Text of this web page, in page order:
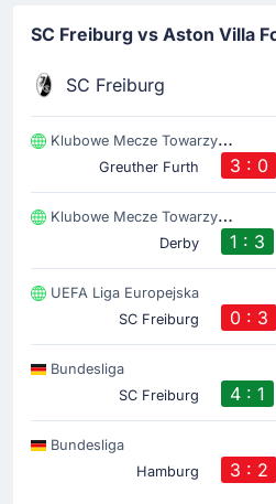
Rozpoczecie spotkania
SC Freiburg vs Aston Villa
SC Freiburg
Klubowe Mecze Towarzyski
Greuther Furth
3 : 0
Klubowe Mecze Towarzyski
Derby
1 : 3
UEFA Liga Europejska
SC Freiburg
0 : 3
Bundesliga
SC Freiburg
4 : 1
Bundesliga
Hamburg
3 : 2